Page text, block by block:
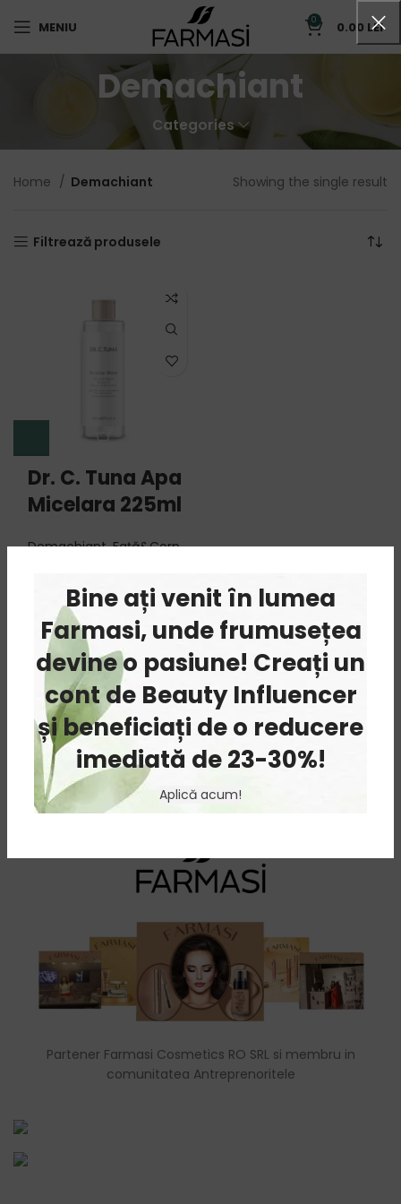
Bine ați venit în lumea
Farmasi, unde frumusețea
devine o pasiune! Creați un
cont de Beauty Influencer
și beneficiați de o reducere
imediată de 23-30%!
Aplică acum!
MENIU 0 0.00 LEI
Demachiant
Categories
Home Demachiant Showing the single result
Filtrează produsele
Dr. C. Tuna Apa
Micelara 225ml
Demachiant,Față&Corp,
41.00
Partener Farmasi Cosmetics RO SRL si membru in
comunitatea Antreprenoritele